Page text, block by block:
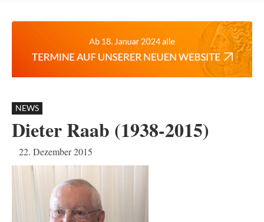
NEWS
Dieter Raab (1938-2015)
22. Dezember 2015